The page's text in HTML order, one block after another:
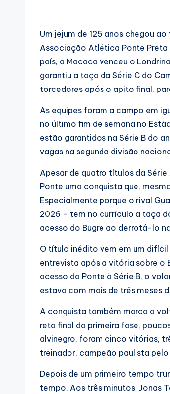
Um jejum de 125 anos chegou
Associação Atlética Ponte Preta
país, a Macaca venceu o
garantiu a taça da Série C do
torcedores após o apito final,
As equipes foram a campo em
no último fim de semana no
estão garantidos na Série B do
vagas na segunda divisão
Apesar de quatro títulos da
Ponte uma conquista que,
Especialmente porque o rival
2026 – tem no currículo a taça
acesso do Bugre ao derrotá-lo
O título inédito vem em um
entrevista após a vitória sobre o
acesso da Ponte à Série B, o
estava com mais de três meses
A conquista também marca a
reta final da primeira fase,
alvinegro, foram cinco vitórias,
treinador, campeão paulista pelo
Depois de um primeiro tempo
tempo. Aos três minutos, Jonas